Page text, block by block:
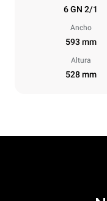
6 GN 2/1
Ancho
593 mm
Altura
528 mm